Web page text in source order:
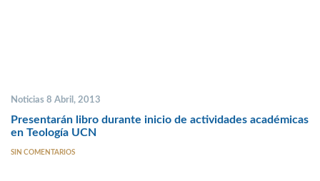
Noticias 8 Abril, 2013
Presentarán libro durante inicio de actividades académicas
en Teología UCN
SIN COMENTARIOS